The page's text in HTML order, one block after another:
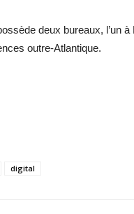
deux bureaux, l’un
outre-Atlantique.
digital